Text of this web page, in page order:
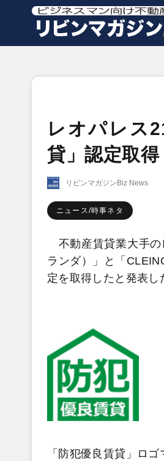
レオパレス
貸」認定取得
リビンマガジンBiz News
ニュース/時事ネタ
不動産賃貸業大手の
ランダ）」と「
定を取得したと発表し
「防犯優良賃貸」ロ